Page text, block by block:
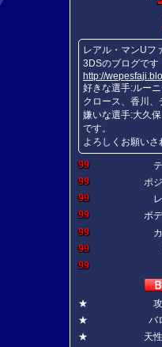
レアル・マンUフ
3DSのブログです
http://
好きな選手:ルー
クロース、香川、
嫌いな選手:大久
です。
よろしくお願いさ
99
99
ポ
99
99
ボ
99
99
99
★
★
バ
★
天